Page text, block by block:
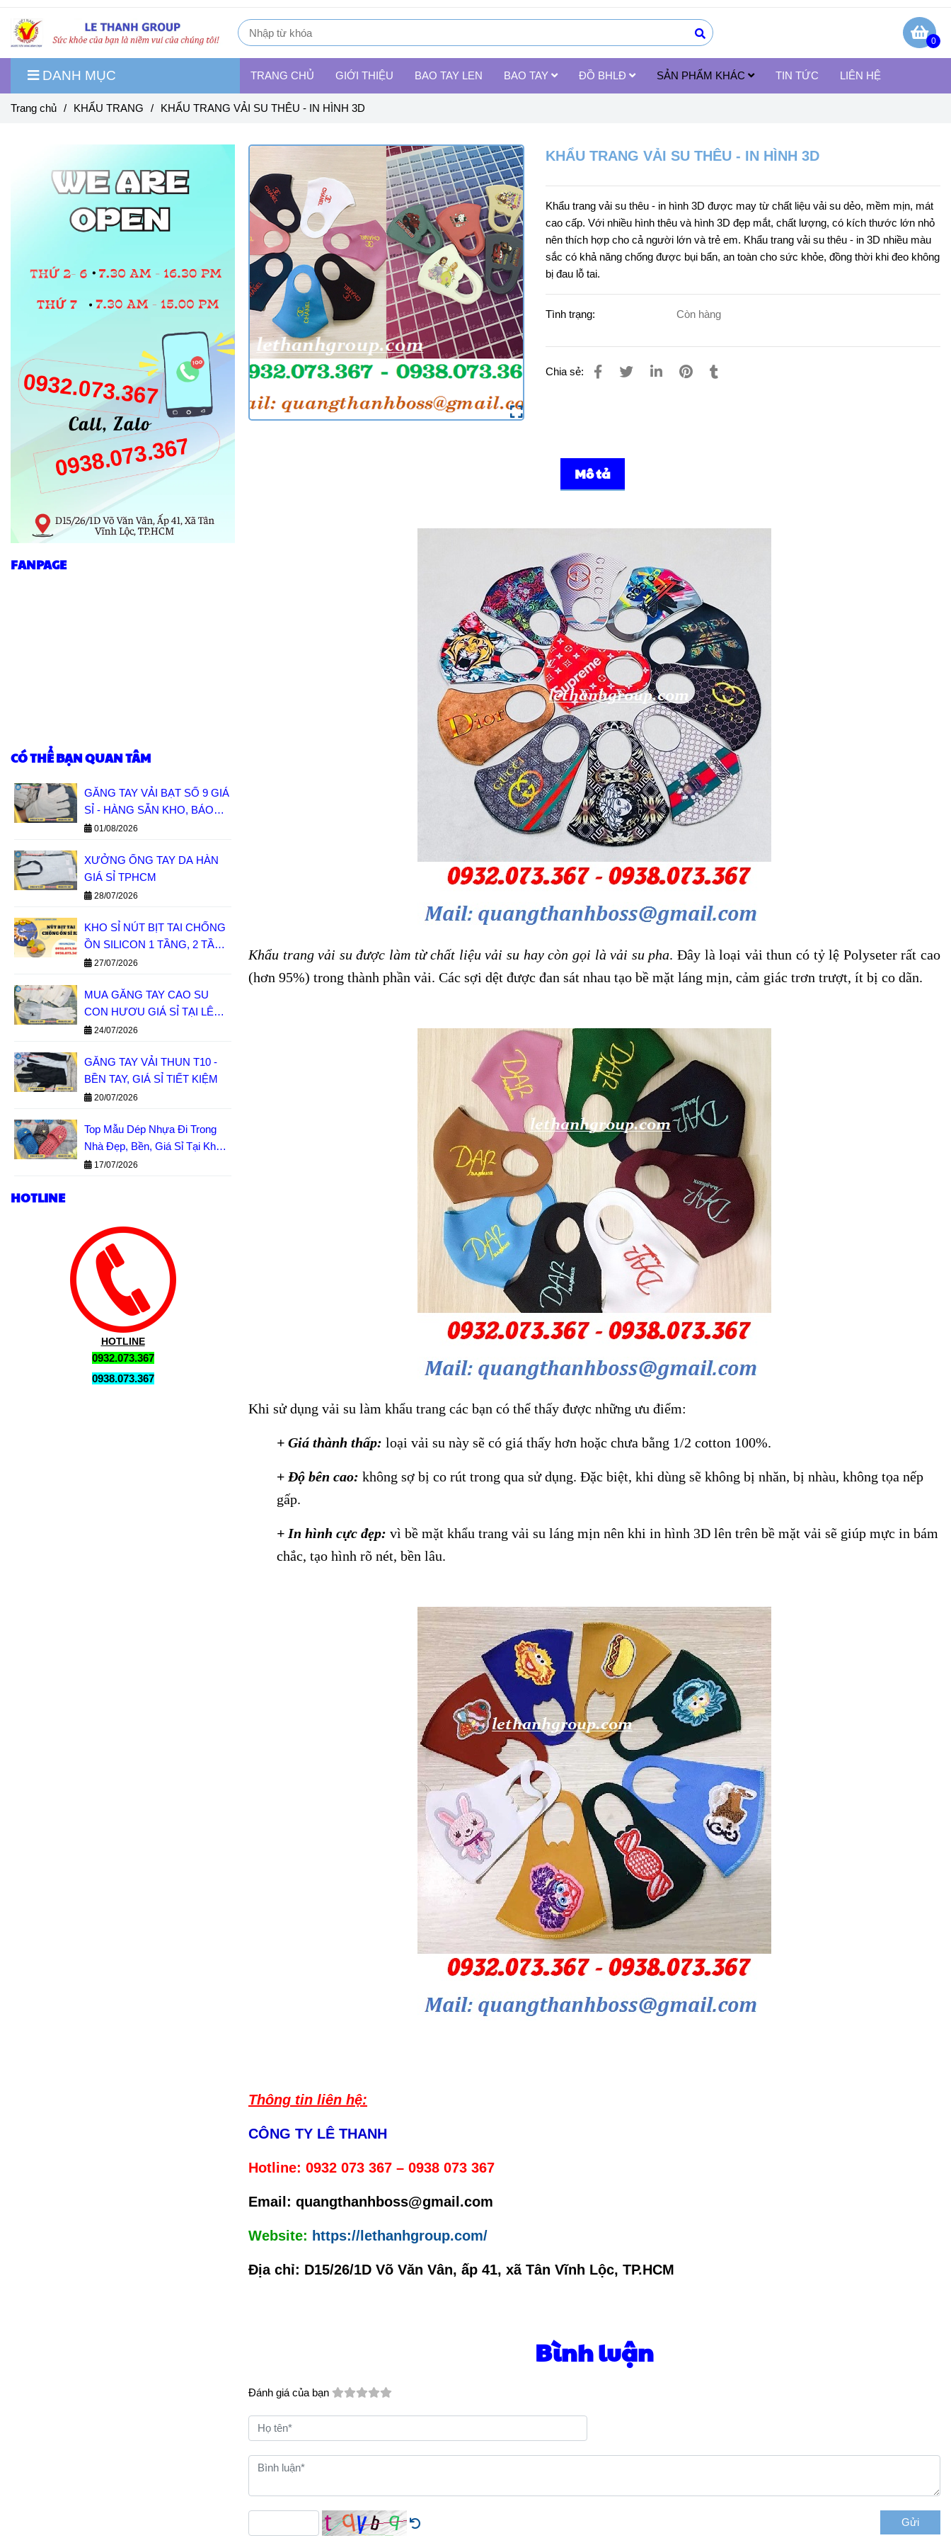
0
DANH MỤC TRANG CHỦ GIỚI THIỆU BAO TAY LEN BAO TAY ĐỒ BHLĐ SẢN PHẨM KHÁC TIN TỨC LIÊN HỆ
Trang chủ / KHẨU TRANG / KHẨU TRANG VẢI SU THÊU - IN HÌNH 3D
KHẨU TRANG VẢI SU THÊU - IN HÌNH 3D
Khẩu trang vải su thêu - in hình 3D được may từ chất liệu vải su dẻo, mềm mịn, mát
cao cấp. Với nhiều hình thêu và hình 3D đẹp mắt, chất lượng, có kích thước lớn nhỏ
nên thích hợp cho cả người lớn và trẻ em. Khẩu trang vải su thêu - in 3D nhiều màu
sắc có khả năng chống được bụi bẩn, an toàn cho sức khỏe, đồng thời khi đeo không
bị đau lỗ tai.
Tình trạng: Còn hàng
Chia sẻ:
Mô tả
Khẩu trang vải su được làm từ chất liệu vải su hay còn gọi là vải su pha. Đây là loại vải thun có tỷ lệ Polyseter rất cao
(hơn 95%) trong thành phần vải. Các sợi dệt được đan sát nhau tạo bề mặt láng mịn, cảm giác trơn trượt, ít bị co dãn.
Khi sử dụng vải su làm khẩu trang các bạn có thể thấy được những ưu điểm:
+ Giá thành thấp: loại vải su này sẽ có giá thấy hơn hoặc chưa bằng 1/2 cotton 100%.
+ Độ bên cao: không sợ bị co rút trong qua sử dụng. Đặc biệt, khi dùng sẽ không bị nhăn, bị nhàu, không tọa nếp
gấp.
+ In hình cực đẹp: vì bề mặt khẩu trang vải su láng mịn nên khi in hình 3D lên trên bề mặt vải sẽ giúp mực in bám
chắc, tạo hình rõ nét, bền lâu.
Thông tin liên hệ:
CÔNG TY LÊ THANH
Hotline: 0932 073 367 – 0938 073 367
Email: quangthanhboss@gmail.com
Website: https://lethanhgroup.com/
Địa chỉ: D15/26/1D Võ Văn Vân, ấp 41, xã Tân Vĩnh Lộc, TP.HCM
Bình luận
Đánh giá của bạn
Gửi
FANPAGE
CÓ THỂ BẠN QUAN TÂM
GĂNG TAY VẢI BẠT SỐ 9 GIÁ
SỈ - HÀNG SẴN KHO, BÁO
GIÁ NHANH
01/08/2026
XƯỞNG ỐNG TAY DA HÀN
GIÁ SỈ TPHCM
28/07/2026
KHO SỈ NÚT BỊT TAI CHỐNG
ỒN SILICON 1 TẦNG, 2 TẦNG
GIÁ SỈ MIỀN NAM
27/07/2026
MUA GĂNG TAY CAO SU
CON HƯƠU GIÁ SỈ TẠI LÊ
THANH
24/07/2026
GĂNG TAY VẢI THUN T10 -
BỀN TAY, GIÁ SỈ TIẾT KIỆM
20/07/2026
Top Mẫu Dép Nhựa Đi Trong
Nhà Đẹp, Bền, Giá Sỉ Tại Kho
Lê Thanh
17/07/2026
HOTLINE
HOTLINE
0932.073.367
0938.073.367